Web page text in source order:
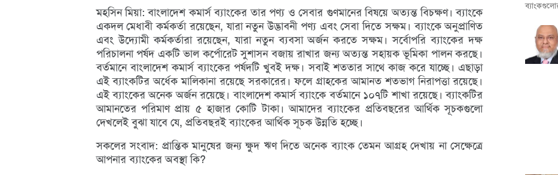
মহসিন মিয়া: বাংলাদেশ কমার্স ব্যাংকের তার পণ্য ও সেবার গুণমানের বিষয়ে অত্যন্ত বিচক্ষণ। ব্যাংকে
একদল মেধাবী কর্মকর্তা রয়েছেন, যারা নতুন উদ্ভাবনী পণ্য এবং সেবা দিতে সক্ষম। ব্যাংকে অনুপ্রাণিত
এবং উদ্যোমী কর্মকর্তারা রয়েছেন, যারা নতুন ব্যবসা অর্জন করতে সক্ষম। সর্বোপরি ব্যাংকের দক্ষ
পরিচালনা পর্ষদ একটি ভাল কর্পোরেট সুশাসন বজায় রাখার জন্য অত্যন্ত সহায়ক ভূমিকা পালন করছে।
বর্তমানে বাংলাদেশ কমার্স ব্যাংকের পর্ষদটি খুবই দক্ষ। সবাই শততার সাথে কাজ করে যাচ্ছে। এছাড়া
এই ব্যাংকটির অর্ধেক মালিকানা রয়েছে সরকারের। ফলে গ্রাহকের আমানত শতভাগ নিরাপত্তা রয়েছে।
এই ব্যাংকের অনেক অর্জন রয়েছে। বাংলাদেশ কমার্স ব্যাংকে বর্তমানে ১০৭টি শাখা রয়েছে। ব্যাংকটির
আমানতের পরিমাণ প্রায় ৫ হাজার কোটি টাকা। আমাদের ব্যাংকের প্রতিবছরের আর্থিক সূচকগুলো
দেখলেই বুঝা যাবে যে, প্রতিবছরই ব্যাংকের আর্থিক সূচক উন্নতি হচ্ছে।
সকলের সংবাদ: প্রান্তিক মানুষের জন্য ক্ষুদ ঋণ দিতে অনেক ব্যাংক তেমন আগ্রহ দেখায় না সেক্ষেত্রে
আপনার ব্যাংকের অবস্থা কি?